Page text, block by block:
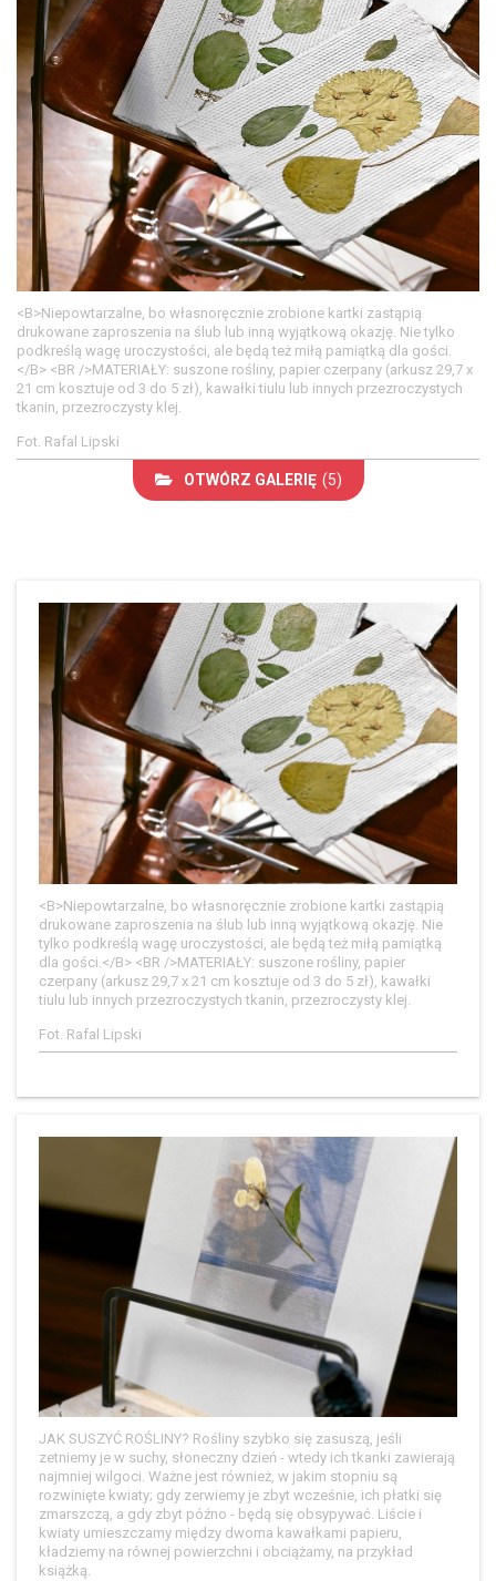
<B>Niepowtarzalne, bo własnoręcznie zrobione kartki zastąpią
drukowane zaproszenia na ślub lub inną wyjątkową okazję. Nie tylko
podkreślą wagę uroczystości, ale będą też miłą pamiątką dla gości.
</B> <BR />MATERIAŁY: suszone rośliny, papier czerpany (arkusz 29,7 x
21 cm kosztuje od 3 do 5 zł), kawałki tiulu lub innych przezroczystych
tkanin, przezroczysty klej.
Fot. Rafal Lipski
OTWÓRZ GALERIĘ (5)
<B>Niepowtarzalne, bo własnoręcznie zrobione kartki zastąpią
drukowane zaproszenia na ślub lub inną wyjątkową okazję. Nie
tylko podkreślą wagę uroczystości, ale będą też miłą pamiątką
dla gości.</B> <BR />MATERIAŁY: suszone rośliny, papier
czerpany (arkusz 29,7 x 21 cm kosztuje od 3 do 5 zł), kawałki
tiulu lub innych przezroczystych tkanin, przezroczysty klej.
Fot. Rafal Lipski
JAK SUSZYĆ ROŚLINY? Rośliny szybko się zasuszą, jeśli
zetniemy je w suchy, słoneczny dzień - wtedy ich tkanki zawierają
najmniej wilgoci. Ważne jest również, w jakim stopniu są
rozwinięte kwiaty; gdy zerwiemy je zbyt wcześnie, ich płatki się
zmarszczą, a gdy zbyt późno - będą się obsypywać. Liście i
kwiaty umieszczamy między dwoma kawałkami papieru,
kładziemy na równej powierzchni i obciążamy, na przykład
książką.